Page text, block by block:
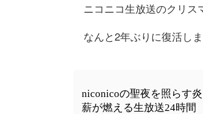
ニコニコ生放送のクリ
なんと2年ぶりに復活しま
niconicoの聖夜を照らす
薪が燃える生放送24時間